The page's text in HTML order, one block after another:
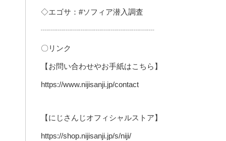
◇エゴサ：#ソフィア潜入調査
┈┈┈┈┈┈┈┈┈┈┈┈┈┈┈
〇リンク
【お問い合わせやお手紙はこちら】
https://www.nijisanji.jp/contact
【にじさんじオフィシャルストア】
https://shop.nijisanji.jp/s/niji/